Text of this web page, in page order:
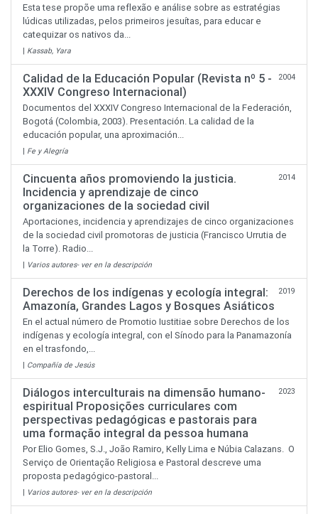
Esta tese propõe uma reflexão e análise sobre as estratégias
lúdicas utilizadas, pelos primeiros jesuítas, para educar e
catequizar os nativos da...
| Kassab, Yara
Calidad de la Educación Popular (Revista nº 5 -
XXXIV Congreso Internacional)
2004
Documentos del XXXIV Congreso Internacional de la Federación,
Bogotá (Colombia, 2003). Presentación. La calidad de la
educación popular, una aproximación...
| Fe y Alegría
Cincuenta años promoviendo la justicia.
Incidencia y aprendizaje de cinco
organizaciones de la sociedad civil
2014
Aportaciones, incidencia y aprendizajes de cinco organizaciones
de la sociedad civil promotoras de justicia (Francisco Urrutia de
la Torre). Radio...
| Varios autores- ver en la descripción
Derechos de los indígenas y ecología integral:
Amazonía, Grandes Lagos y Bosques Asiáticos
2019
En el actual número de Promotio Iustitiae sobre Derechos de los
indígenas y ecología integral, con el Sínodo para la Panamazonía
en el trasfondo,...
| Compañía de Jesús
Diálogos interculturais na dimensão humano-
espiritual Proposições curriculares com
perspectivas pedagógicas e pastorais para
uma formação integral da pessoa humana
2023
Por Elio Gomes, S.J., João Ramiro, Kelly Lima e Núbia Calazans. O
Serviço de Orientação Religiosa e Pastoral descreve uma
proposta pedagógico-pastoral...
| Varios autores- ver en la descripción